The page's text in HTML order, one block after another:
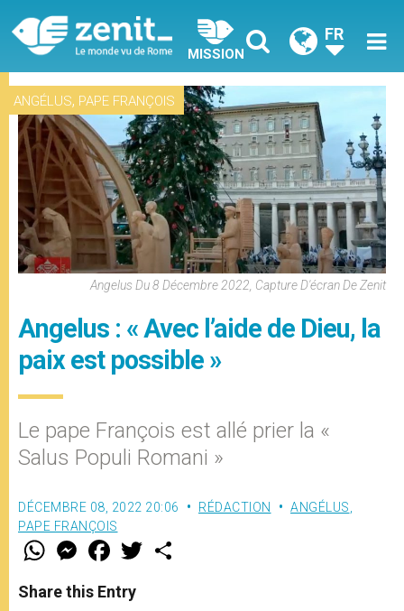
MISSION
FR
ANGÉLUS, PAPE FRANÇOIS
Angelus Du 8 Décembre 2022, Capture D'écran De Zenit
Angelus : « Avec l’aide de Dieu, la
paix est possible »
Le pape François est allé prier la «
Salus Populi Romani »
DÉCEMBRE 08, 2022 20:06 RÉDACTION ANGÉLUS
PAPE FRANÇOIS
W
t
s
M
e
s
e
F
a
e
b
w
Share this Entry